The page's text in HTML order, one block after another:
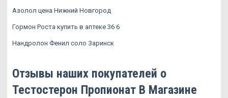
Азолол цена Нижний Новгород
Гормон Роста купить в аптеке 36 6
Нандролон Фенил соло Заринск
Отзывы наших покупателей о
Тестостерон Пропионат В Магазине